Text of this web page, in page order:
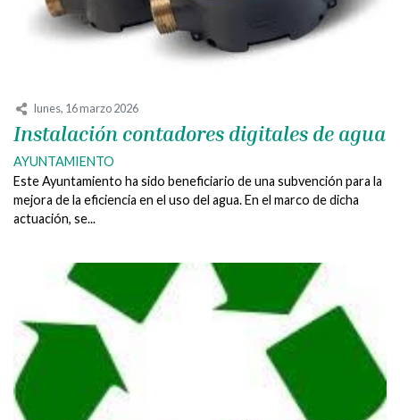
lunes, 16 marzo 2026
Instalación contadores digitales de agua
AYUNTAMIENTO
Este Ayuntamiento ha sido beneficiario de una subvención para la
mejora de la eficiencia en el uso del agua. En el marco de dicha
actuación, se...